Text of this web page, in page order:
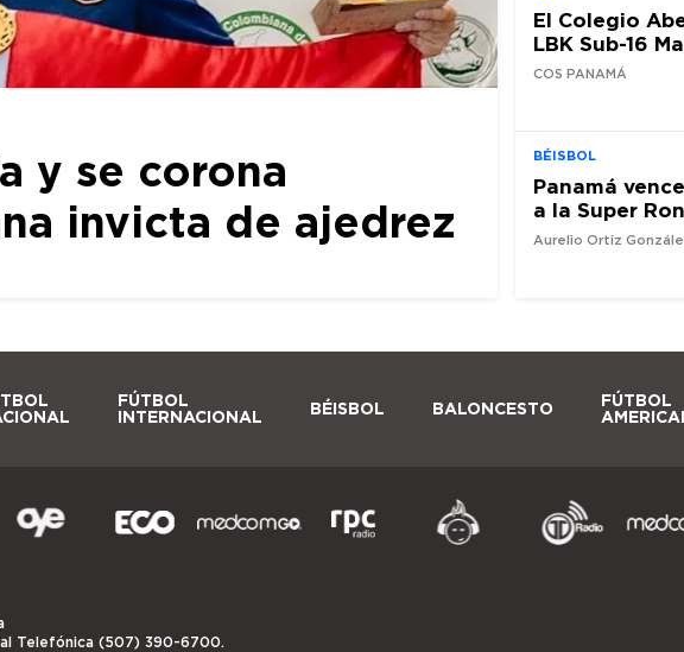
y se corona
invicta de ajedrez
El Colegio
LBK Sub-16
COS PANAMÁ
BÉISBOL
Panamá
a la Super
Aurelio Ortiz
FÚTBOL
INTERNACIONAL
BÉISBOL BALONCESTO
FÚTBOL
Telefónica (507) 390-6700.